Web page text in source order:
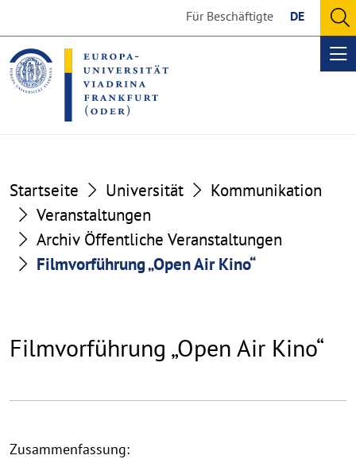
the
content
section
the
footer
section
Für Beschäftigte DE
Startseite Universität
Kommunikation
Veranstaltungen
Archiv Öffentliche Veranstaltungen
Filmvorführung „Open Air Kino“
Filmvorführung „Open Air Kino“
Zusammenfassung: